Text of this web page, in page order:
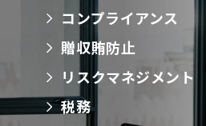
コンプライアンス
贈収賄防止
リスクマネジメント
税務